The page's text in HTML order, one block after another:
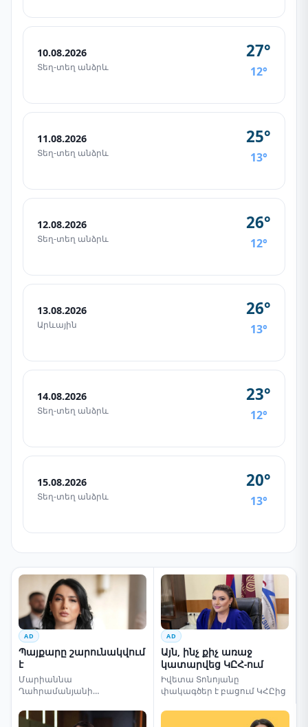
10.08.2026
Տեղ-տեղ անձրև
27°
12°
11.08.2026
Տեղ-տեղ անձրև
25°
13°
12.08.2026
Տեղ-տեղ անձրև
26°
12°
13.08.2026
Արևային
26°
13°
14.08.2026
Տեղ-տեղ անձրև
23°
12°
15.08.2026
Տեղ-տեղ անձրև
20°
13°
AD
Պայքարը շարունակվում
է
Մարիաննա
Ղահրամանյանի
AD
Այն, ինչ քիչ առաջ
կատարվեց ԿԸՀ-ում
Իվետա Տոնոյանը
փակագծեր է բացում ԿՀԸից